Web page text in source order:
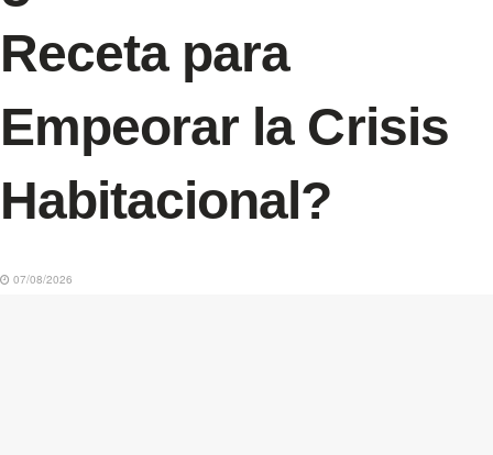
Receta para
Empeorar la Crisis
Habitacional?
07/08/2026